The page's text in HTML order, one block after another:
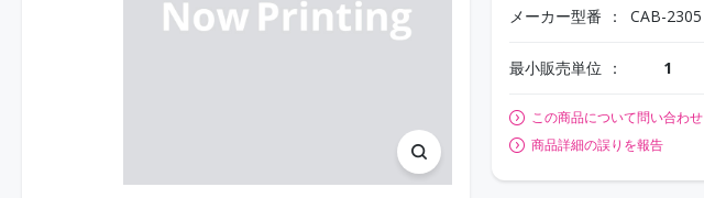
メーカー型番 CAB-2305
最小販売単位 1
この商品について問い合わせ
商品詳細の誤りを報告